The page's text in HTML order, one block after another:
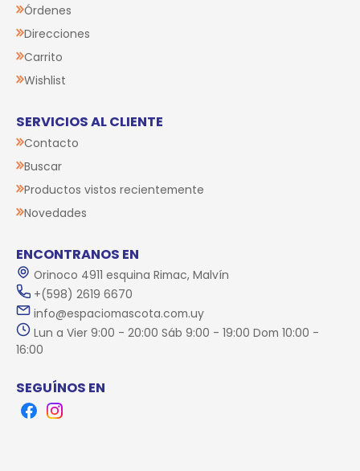
Órdenes
Direcciones
Carrito
Wishlist
SERVICIOS AL CLIENTE
Contacto
Buscar
Productos vistos recientemente
Novedades
ENCONTRANOS EN
Orinoco 4911 esquina Rimac, Malvín
+(598) 2619 6670
info@espaciomascota.com.uy
Lun a Vier 9:00 - 20:00 Sáb 9:00 - 19:00 Dom 10:00 -
16:00
SEGUÍNOS EN
FacebookInstagram